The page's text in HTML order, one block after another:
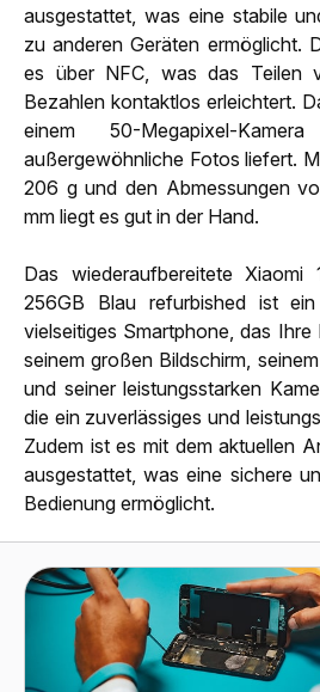
ausgestattet, was eine stabile
zu anderen Geräten ermöglicht.
es über NFC, was das Teilen
Bezahlen kontaktlos erleichtert.
einem 50-Megapixel-
außergewöhnliche Fotos liefert.
206 g und den Abmessungen
mm liegt es gut in der Hand.
Das wiederaufbereitete
256GB Blau refurbished ist
vielseitiges Smartphone, das
seinem großen Bildschirm,
und seiner leistungsstarken
die ein zuverlässiges und
Zudem ist es mit dem aktuellen
ausgestattet, was eine sichere
Bedienung ermöglicht.